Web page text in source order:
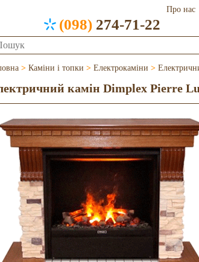
Про нас
(098) 274-71-22
> Каміни і топки > Електрокаміни >
камін Dimplex Pierre